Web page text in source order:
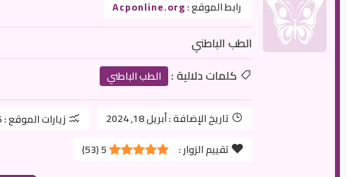
رابط الموقع :Acponline.org
الطب الباطني
كلمات دلالية :
الطب الباطني
تاريخ الإضافة :أبريل 18, 2024 زيارات الموقع :
تقييم الزوار :
5
(
53
)